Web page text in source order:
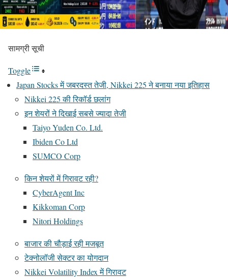
सामग्री सूची
Toggle
Japan Stocks में जबरदस्त तेजी, Nikkei 225 ने बनाया नया इतिहास
Nikkei 225 की रिकॉर्ड छलांग
इन शेयरों ने दिखाई सबसे ज्यादा तेजी
Taiyo Yuden Co. Ltd.
Ibiden Co Ltd
SUMCO Corp
किन शेयरों में गिरावट रही?
CyberAgent Inc
Kikkoman Corp
Nitori Holdings
बाजार की चौड़ाई रही मजबूत
टेक्नोलॉजी सेक्टर का योगदान
Nikkei Volatility Index में गिरावट